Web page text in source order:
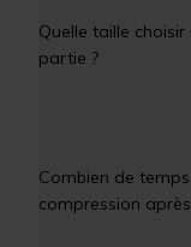
Quelle taille
partie ?
Combien de
compression